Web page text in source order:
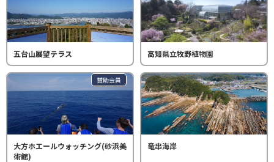
五台山展望テラス 高知県立牧野植物園
賛助会員
大方ホエールウォッチング(砂浜美
術館)
竜串海岸